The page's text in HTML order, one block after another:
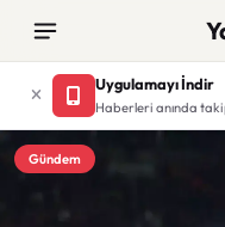
Uygulamayı İndir
Haberleri anında
Gündem